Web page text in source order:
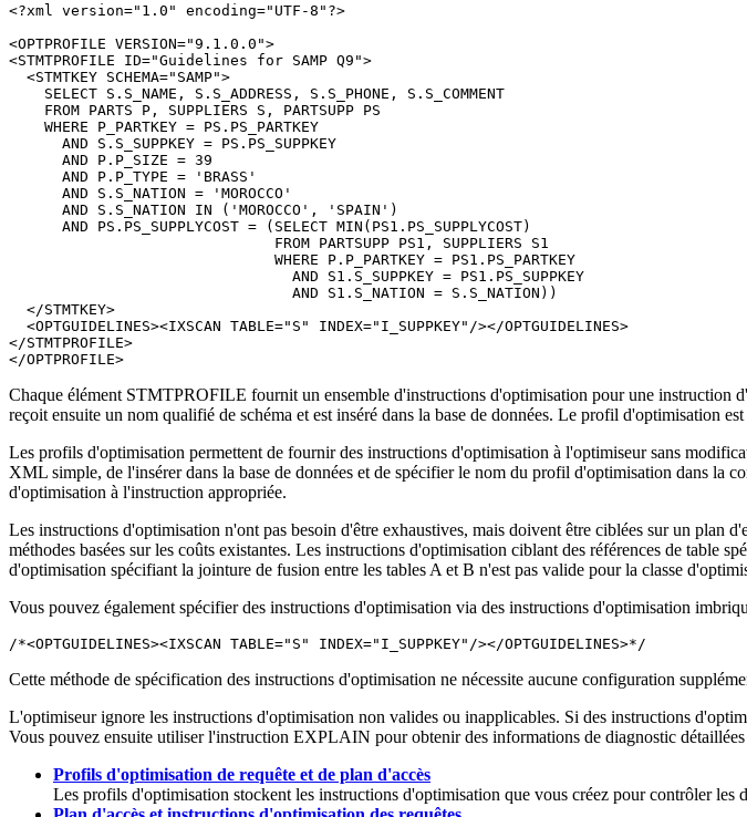
<?xml version="1.0" encoding="UTF-8"?>
<OPTPROFILE VERSION="9.1.0.0">
<STMTPROFILE ID="Guidelines for SAMP Q9">
  <STMTKEY SCHEMA="
SAMP">
    SELECT S.S_NAME, S.S_ADDRESS, S.S_PHONE, S.S_COMMENT
    FROM PARTS P, SUPPLIERS S, PARTSUPP PS
    WHERE P_PARTKEY = PS.PS_PARTKEY
      AND S.S_SUPPKEY = PS.PS_SUPPKEY
      AND P.P_SIZE = 39
      AND P.P_TYPE = 'BRASS'
      AND S.S_NATION = 'MOROCCO'
      AND S.S_NATION IN ('MOROCCO', 'SPAIN')
      AND PS.PS_SUPPLYCOST = (SELECT MIN(PS1.PS_SUPPLYCOST)
                              FROM PARTSUPP PS1, SUPPLIERS S1
                              WHERE P.P_PARTKEY = PS1.PS_PARTKEY
                                AND S1.S_SUPPKEY = PS1.PS_SUPPKEY
                                AND S1.S_NATION = S.S_NATION))
  </STMTKEY>
  <OPTGUIDELINES><IXSCAN TABLE="S" INDEX="I_SUPPKEY"/></OPTGUIDELINES>
</STMTPROFILE>
</OPTPROFILE>
Chaque élément STMTPROFILE fournit un ensemble d'instructions d'optimisation pour une
reçoit ensuite un nom qualifié de schéma et est inséré dans la base de données. Le profil d'optimisation
Les profils d'optimisation permettent de fournir des instructions d'optimisation à l'optimiseur sans
XML simple, de l'insérer dans la base de données et de spécifier le nom du profil d'optimisation dans la
d'optimisation à l'instruction appropriée.
Les instructions d'optimisation n'ont pas besoin d'être exhaustives, mais doivent être ciblées sur un plan
méthodes basées sur les coûts existantes. Les instructions d'optimisation ciblant des références de table
d'optimisation spécifiant la jointure de fusion entre les tables A et B n'est pas valide pour la classe
Vous pouvez également spécifier des instructions d'optimisation via des instructions d'optimisation
/*<OPTGUIDELINES><IXSCAN TABLE="S" INDEX="I_SUPPKEY"/></OPTGUIDELINES>*/
Cette méthode de spécification des instructions d'optimisation ne nécessite aucune configuration
L'optimiseur ignore les instructions d'optimisation non valides ou inapplicables. Si des instructions
Vous pouvez ensuite utiliser l'instruction EXPLAIN pour obtenir des informations de diagnostic
Profils d'optimisation de requête et de plan d'accès
Les profils d'optimisation stockent les instructions d'optimisation que vous créez pour contrôler les